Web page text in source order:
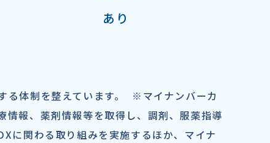
​あり
る体制を整えています。 ※マイナンバーカ
報、薬剤情報等を取得し、調剤、服薬指導
に関わる取り組みを実施するほか、マイナ